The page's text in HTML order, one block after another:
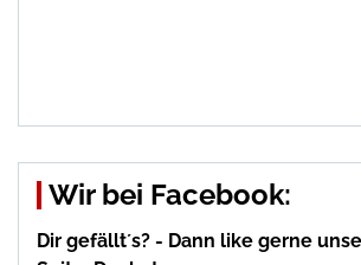
Wir bei Facebook:
Dir gefällt´s? - Dann like gerne